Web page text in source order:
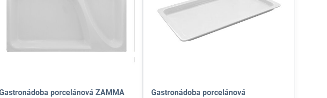
porcelánová ZAMMA Gastronádoba porcelánová